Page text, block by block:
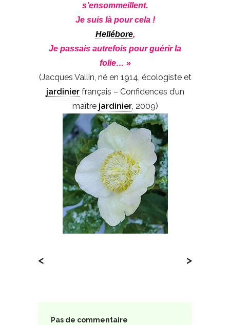
s’ensommeillent.
Je suis là pour cela !
Hellébore,
Je passais autrefois pour guérir la
folie… »
(Jacques Vallin, né en 1914, écologiste et
jardinierfrançais – Confidences d’un
maître jardinier, 2009)
< >
Pas de commentaire